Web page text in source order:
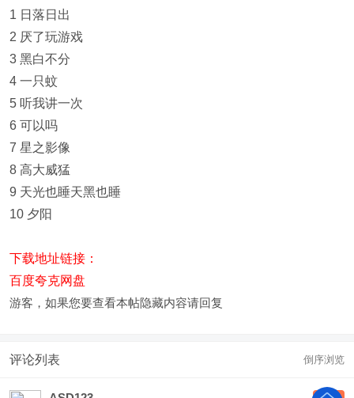
1 日落日出
2 厌了玩游戏
3 黑白不分
4 一只蚊
5 听我讲一次
6 可以吗
7 星之影像
8 高大威猛
9 天光也睡天黑也睡
10 夕阳
下载地址链接：
百度夸克网盘
游客，如果您要查看本帖隐藏内容请回复
评论列表 倒序浏览